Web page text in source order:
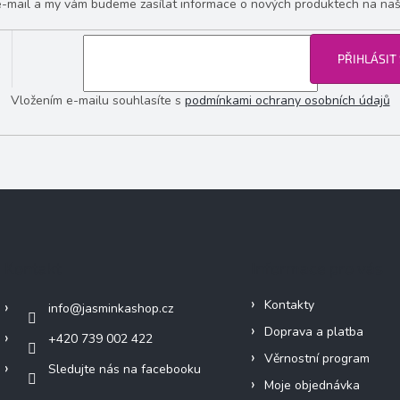
mail a my vám budeme zasílat informace o nových produktech na
Vložením e-mailu souhlasíte s podmínkami ochrany osobních údajů
PŘIHLÁSIT
info@jasminkashop.cz
+420 739 002 422
Sledujte nás na facebooku
Kontakty
Doprava a platba
Věrnostní program
Moje objednávka